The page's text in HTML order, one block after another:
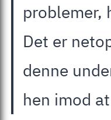
problemer,
Det er
denne
hen imod